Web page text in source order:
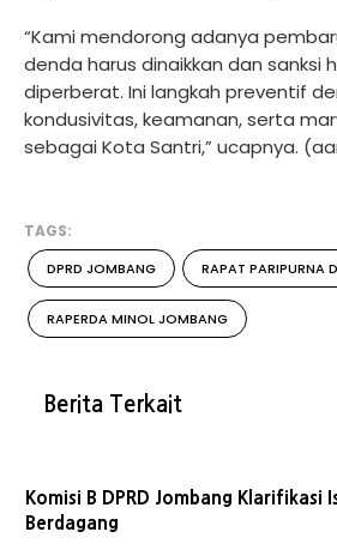
“Kami mendorong adanya
denda harus dinaikkan dan sanksi
diperberat. Ini langkah preventif
kondusivitas, keamanan, serta
sebagai Kota Santri,” ucapnya.
TAGS:
DPRD JOMBANG RAPAT PARIPURNA
RAPERDA MINOL JOMBANG
Berita Terkait
Komisi B DPRD Jombang Klarifikasi
Berdagang